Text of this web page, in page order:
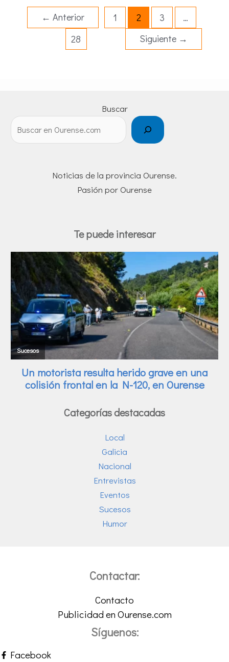
← Anterior 1 2 3
…
28
Siguiente →
Buscar
Noticias de la provincia Ourense.
Pasión por Ourense
Te puede interesar
Categorías destacadas
Local
Galicia
Nacional
Entrevistas
Eventos
Sucesos
Humor
Contactar:
Contacto
Publicidad en Ourense.com
Síguenos:
Facebook